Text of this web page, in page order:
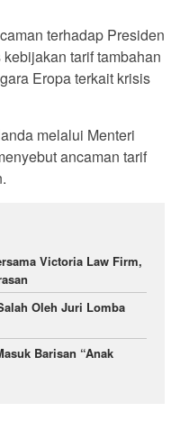
terhadap Presiden
tarif tambahan
Eropa terkait krisis
melalui Menteri
ancaman tarif
Victoria Law Firm,
Oleh Juri Lomba
Barisan “Anak